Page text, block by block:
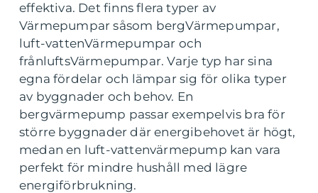
effektiva. Det finns flera typer av
Värmepumpar såsom bergVärmepumpar,
luft-vattenVärmepumpar och
frånluftsVärmepumpar. Varje typ har sina
egna fördelar och lämpar sig för olika typer
av byggnader och behov. En
bergvärmepump passar exempelvis bra för
större byggnader där energibehovet är högt,
medan en luft-vattenvärmepump kan vara
perfekt för mindre hushåll med lägre
energiförbrukning.